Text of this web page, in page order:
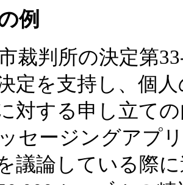
例
裁判所の決定第
定を支持し、個
対する申し立て
セージングアプ
議論している際